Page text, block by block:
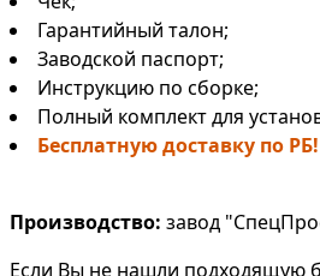
Гарантийный талон;
Заводской паспорт;
Инструкцию по сборке;
Полный комплект для
Бесплатную доставку по РБ!
Производство: завод
Если Вы не нашли подходящую